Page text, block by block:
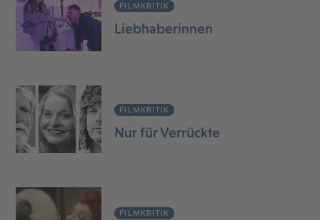
FILMKRITIK
Liebhaberinnen
FILMKRITIK
Nur für Verrückte
FILMKRITIK